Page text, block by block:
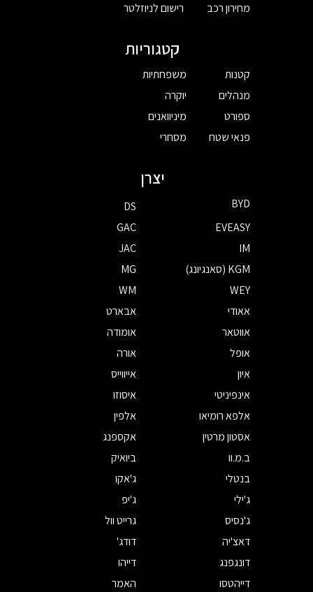
מחירון רכב
רישום לניוזלטר
קטגוריות
קטנות
מנהלים
ספורט
פנאי שטח
משפחתיות
יוקרה
מיניוואנים
מסחרי
יצרן
BYD
DS
EVEASY
GAC
IM
JAC
KGM (סאנגיונג)
MG
WEY
WM
אאודי
אבארט
אווטאר
אומודה
אופל
אורה
איון
אייווייס
אינפיניטי
איסוזו
אלפא רומיאו
אלפין
אסטון מרטין
אקספנג
ב.מ.וו
ביואיק
בנטלי
ג'אקו
ג'ילי
ג'יפ
ג'נסיס
גרייט וול
דאצ'יה
דודג'
דונגפנג
דייהו
דייהטסו
האמר